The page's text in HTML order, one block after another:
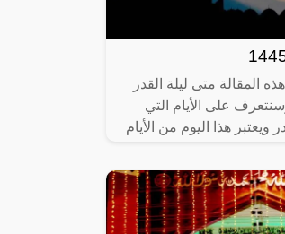
المقالة متى ليلة القدر
وسنتعرف على الأيام التي
ويعتبر هذا اليوم من الأيام